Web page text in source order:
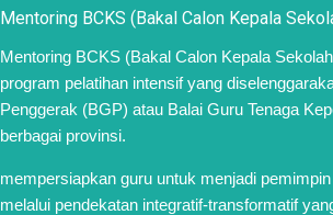
Mentoring BCKS (Bakal Calon Kepala
Mentoring BCKS (Bakal Calon Kepala
program pelatihan intensif yang
Penggerak (BGP) atau Balai Guru Tenaga
berbagai provinsi.
mempersiapkan guru untuk menjadi
melalui pendekatan integratif-transformatif